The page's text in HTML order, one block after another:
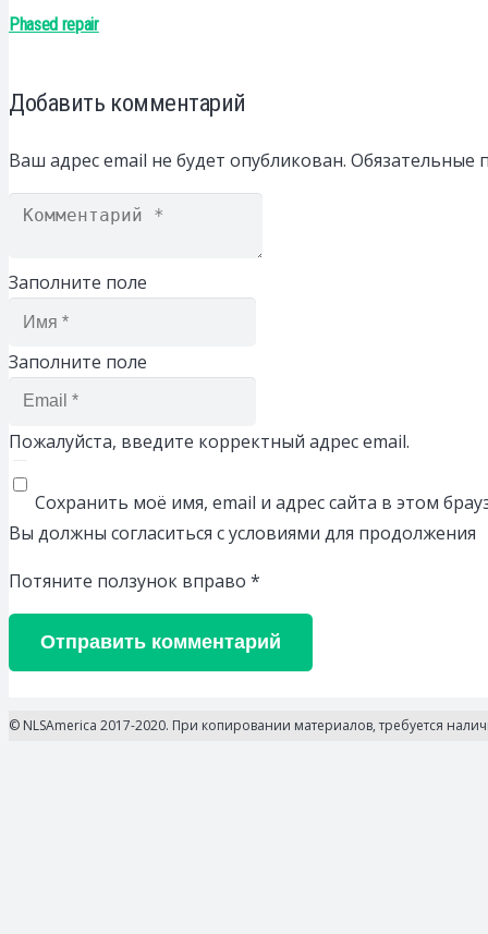
Phased repair
Добавить комментарий
Ваш адрес email не будет опубликован. Обязательные
Заполните поле
Заполните поле
Пожалуйста, введите корректный адрес email.
Сохранить моё имя, email и адрес сайта в этом
Вы должны согласиться с условиями для продолжения
Потяните ползунок вправо *
Отправить комментарий
© NLSAmerica 2017-2020. При копировании материалов, требуется